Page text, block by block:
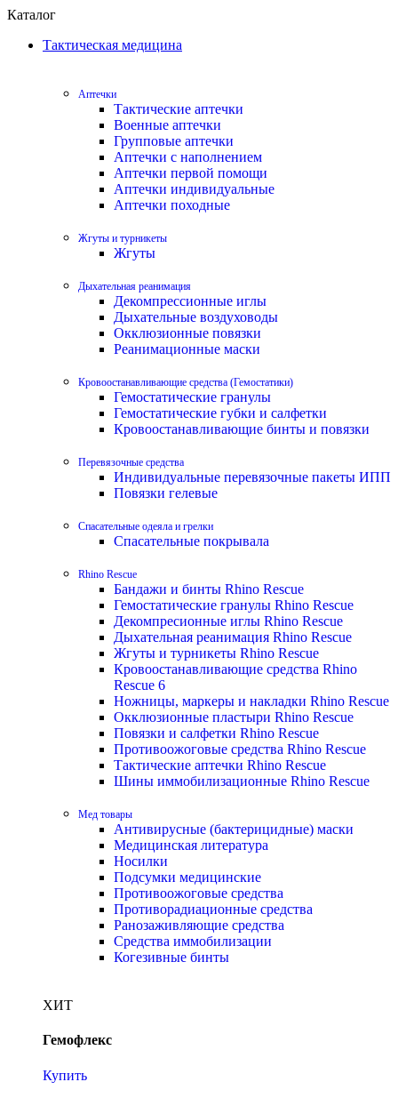
Каталог
Тактическая медицина
Аптечки
Тактические аптечки
Военные аптечки
Групповые аптечки
Аптечки с наполнением
Аптечки первой помощи
Аптечки индивидуальные
Аптечки походные
Жгуты и турникеты
Жгуты
Дыхательная реанимация
Декомпрессионные иглы
Дыхательные воздуховоды
Окклюзионные повязки
Реанимационные маски
Кровоостанавливающие средства (Гемостатики)
Гемостатические гранулы
Гемостатические губки и салфетки
Кровоостанавливающие бинты и повязки
Перевязочные средства
Индивидуальные перевязочные пакеты ИПП
Повязки гелевые
Спасательные одеяла и грелки
Спасательные покрывала
Rhino Rescue
Бандажи и бинты Rhino Rescue
Гемостатические гранулы Rhino Rescue
Декомпресионные иглы Rhino Rescue
Дыхательная реанимация Rhino Rescue
Жгуты и турникеты Rhino Rescue
Кровоостанавливающие средства Rhino
Rescue 6
Ножницы, маркеры и накладки Rhino Rescue
Окклюзионные пластыри Rhino Rescue
Повязки и салфетки Rhino Rescue
Противоожоговые средства Rhino Rescue
Тактические аптечки Rhino Rescue
Шины иммобилизационные Rhino Rescue
Мед товары
Антивирусные (бактерицидные) маски
Медицинская литература
Носилки
Подсумки медицинские
Противоожоговые средства
Противорадиационные средства
Ранозаживляющие средства
Средства иммобилизации
Когезивные бинты
ХИТ
Гемофлекс
Купить